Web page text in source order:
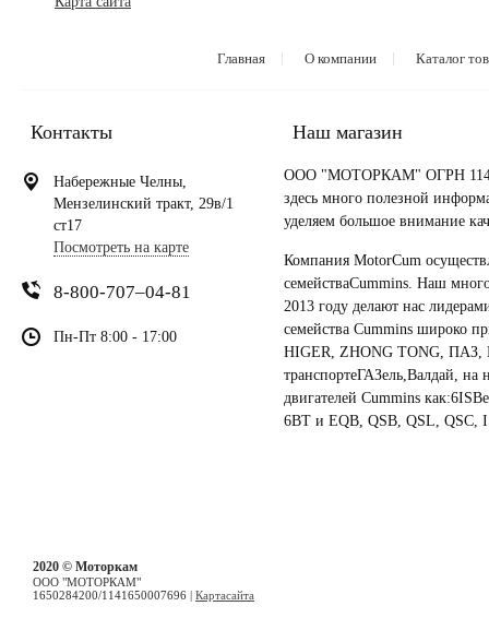
Главная О компании Каталог
Контакты
Набережные Челны,
Мензелинский тракт, 29в/1
ст17
Посмотреть на карте
8-800-707–04-81
Пн-Пт 8:00 - 17:00
Наш магазин
ООО "МОТОРКАМ" ОГРН
здесь много полезной
уделяем большое внимание
Компания MotorCum
семействаCummins. Наш
2013 году делают нас
семейства Cummins широко
HIGER, ZHONG TONG, ПАЗ,
транспортеГАЗель,Валдай, на
двигателей Cummins
6BT и EQB, QSB, QSL, QSC,
2020 © Моторкам
OOO "МОТОРКАМ"
1650284200/1141650007696 | Картасайта